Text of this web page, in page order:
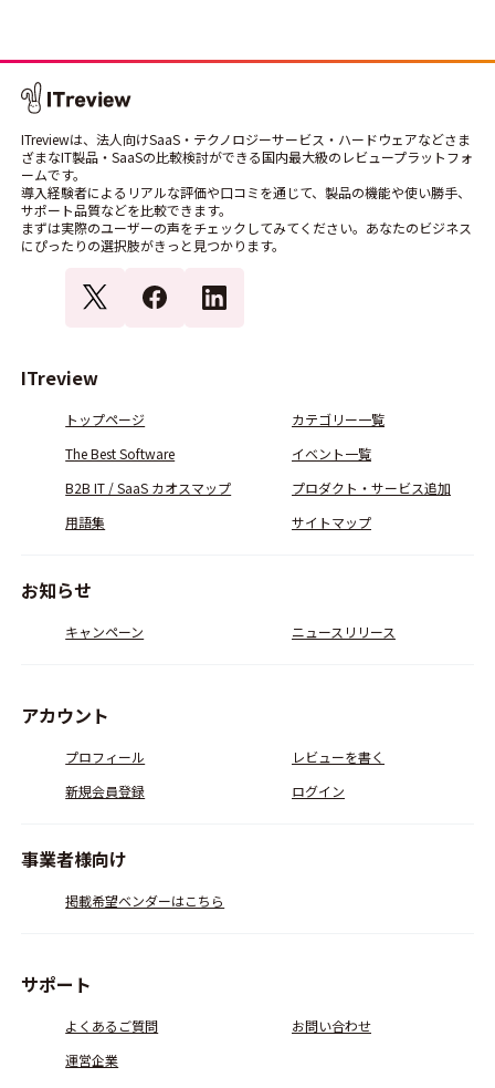
ITreviewは、法人向けSaaS・テクノロジーサービス・ハードウェアなどさま
ざまなIT製品・SaaSの比較検討ができる国内最大級のレビュープラットフォ
ームです。
導入経験者によるリアルな評価や口コミを通じて、製品の機能や使い勝手、
サポート品質などを比較できます。
まずは実際のユーザーの声をチェックしてみてください。あなたのビジネス
にぴったりの選択肢がきっと見つかります。
ITreview
トップページ
カテゴリー一覧
The Best Software
イベント一覧
B2B IT / SaaS カオスマップ
プロダクト・サービス追加
用語集
サイトマップ
お知らせ
キャンペーン ニュースリリース
アカウント
プロフィール
レビューを書く
新規会員登録
ログイン
事業者様向け
掲載希望ベンダーはこちら
サポート
よくあるご質問
お問い合わせ
運営企業